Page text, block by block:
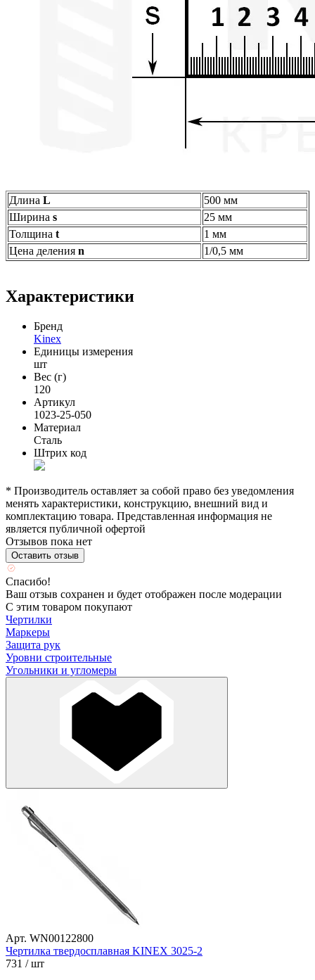
Длина L
500 мм
Ширина s
25 мм
Толщина t
1 мм
Цена деления n 1/0,5 мм
Характеристики
Бренд
Kinex
Единицы измерения
шт
Вес (г)
120
Артикул
1023-25-050
Материал
Сталь
Штрих код
* Производитель оставляет за собой право без уведомления
менять характеристики, конструкцию, внешний вид и
комплектацию товара. Представленная информация не
является публичной офертой
Отзывов пока нет
Оставить отзыв
Спасибо!
Ваш отзыв сохранен и будет отображен после модерации
С этим товаром покупают
Чертилки
Маркеры
Защита рук
Уровни строительные
Угольники и угломеры
Арт. WN00122800
Чертилка твердосплавная KINEX 3025-2
731 / шт